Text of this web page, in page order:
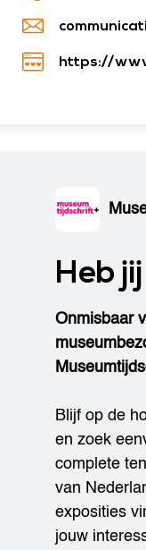
https://
Heb
Onmisbaar
Blijf op de
en zoek
complete
van
exposities
jouw